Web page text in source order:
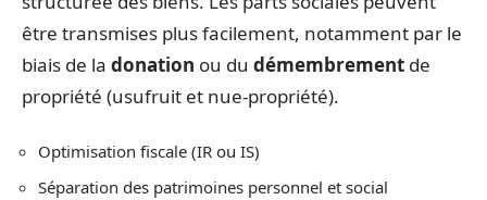
être transmises plus facilement, notamment par le
biais de la donation ou du démembrement de
propriété (usufruit et nue-propriété).
Optimisation fiscale (IR ou IS)
Séparation des patrimoines personnel et social